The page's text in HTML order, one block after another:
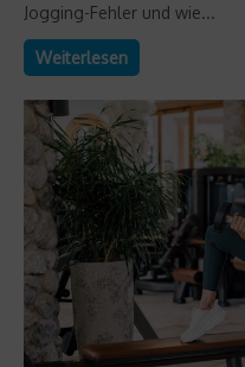
Jogging-Fehler und wie...
Weiterlesen